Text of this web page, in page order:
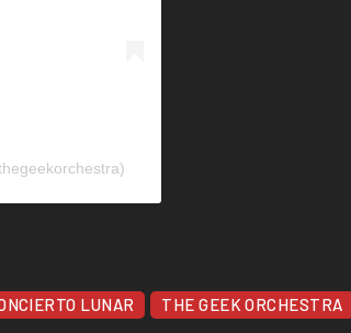
LUNAR THE GEEK ORCHESTRA